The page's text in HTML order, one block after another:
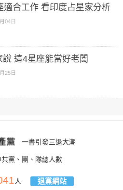
適合工作 看印度占星家分析
04日
說 這4星座能當好老闆
25日
一書引發三退大潮
共黨、團、隊總人數
人 退黨網站